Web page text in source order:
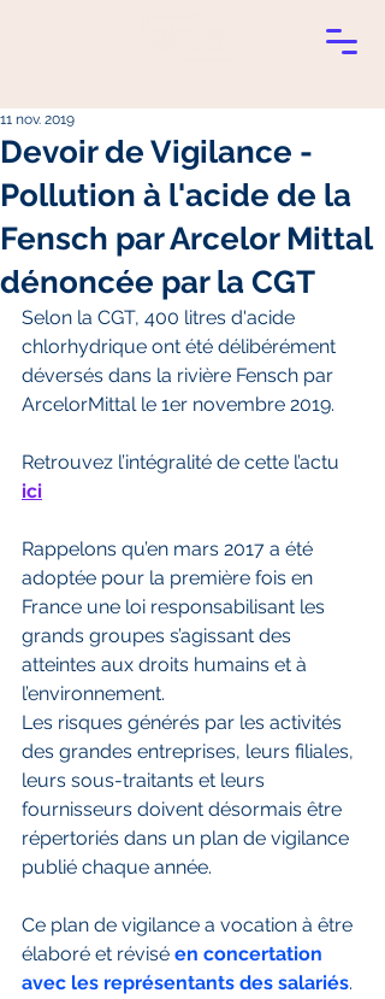
Devoir de Vigilance -
Pollution à l'acide de la
Fensch par Arcelor Mittal
dénoncée par la CGT
11 nov. 2019
Selon la CGT, 400 litres d'acide
chlorhydrique ont été délibérément
déversés dans la rivière Fensch par
ArcelorMittal le 1er novembre 2019.
Retrouvez l’intégralité de cette l’actu
ici
Rappelons qu’en mars 2017 a été
adoptée pour la première fois en
France une loi responsabilisant les
grands groupes s’agissant des
atteintes aux droits humains et à
l’environnement.
Les risques générés par les activités
des grandes entreprises, leurs filiales,
leurs sous-traitants et leurs
fournisseurs doivent désormais être
répertoriés dans un plan de vigilance
publié chaque année.
Ce plan de vigilance a vocation à être
élaboré et révisé en concertation
avec les représentants des salariés.